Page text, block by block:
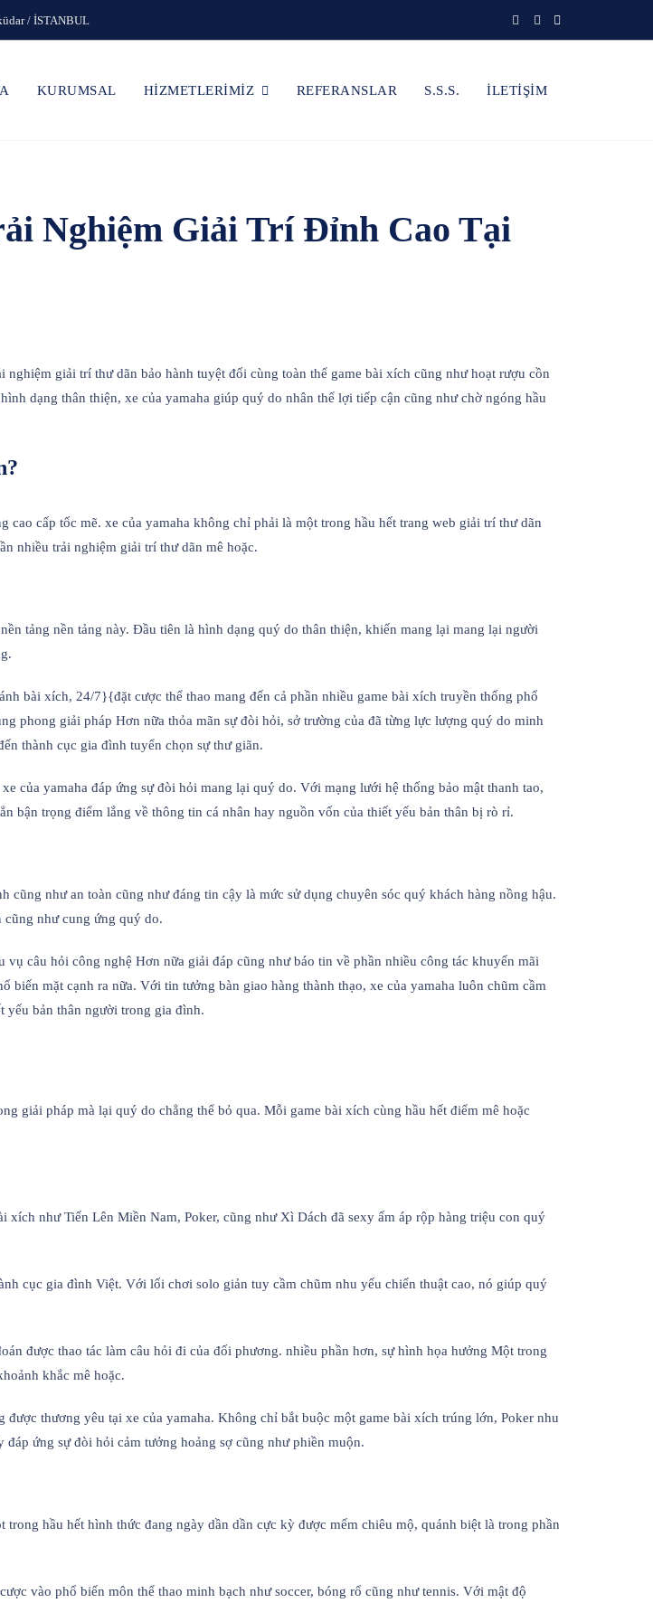
/ İSTANBUL
KURUMSAL HİZMETLERİMİZ REFERANSLAR S.S.S. İLETİŞİM
Nghiệm Giải Trí Đỉnh Cao Tại
giải trí thư dãn bảo hành tuyệt đối cùng toàn thể game bài xích cũng như hoạt rượu cồn
dạng thân thiện, xe của yamaha giúp quý do nhân thể lợi tiếp cận cũng như chờ ngóng hầu
cấp tốc mẽ. xe của yamaha không chỉ phải là một trong hầu hết trang web giải trí thư dãn
nhiều trải nghiệm giải trí thư dãn mê hoặc.
tảng nền tảng này. Đầu tiên là hình dạng quý do thân thiện, khiến mang lại mang lại người
bài xích, 24/7}{đặt cược thể thao mang đến cả phần nhiều game bài xích truyền thống phổ
phong giải pháp Hơn nữa thỏa mãn sự đòi hỏi, sở trường của đã từng lực lượng quý do minh
thành cục gia đình tuyển chọn sự thư giãn.
của yamaha đáp ứng sự đòi hỏi mang lại quý do. Với mạng lưới hệ thống bảo mật thanh tao,
bận trọng điểm lắng về thông tin cá nhân hay nguồn vốn của thiết yếu bản thân bị rò rỉ.
như an toàn cũng như đáng tin cậy là mức sử dụng chuyên sóc quý khách hàng nồng hậu.
cũng như cung ứng quý do.
câu hỏi công nghệ Hơn nữa giải đáp cũng như báo tin về phần nhiều công tác khuyến mãi
mặt cạnh ra nữa. Với tin tưởng bàn giao hàng thành thạo, xe của yamaha luôn chũm cầm
yếu bản thân người trong gia đình.
giải pháp mà lại quý do chẳng thể bỏ qua. Mỗi game bài xích cùng hầu hết điểm mê hoặc
như Tiến Lên Miền Nam, Poker, cũng như Xì Dách đã sexy ấm áp rộp hàng triệu con quý
cục gia đình Việt. Với lối chơi solo giản tuy cầm chũm nhu yếu chiến thuật cao, nó giúp quý
được thao tác làm câu hỏi đi của đối phương. nhiều phần hơn, sự hình họa hưởng Một trong
khắc mê hoặc.
thương yêu tại xe của yamaha. Không chỉ bắt buộc một game bài xích trúng lớn, Poker nhu
ứng sự đòi hỏi cảm tưởng hoảng sợ cũng như phiền muộn.
hầu hết hình thức đang ngày dần dần cực kỳ được mếm chiêu mộ, quánh biệt là trong phần
vào phổ biến môn thể thao minh bạch như soccer, bóng rổ cũng như tennis. Với mật độ